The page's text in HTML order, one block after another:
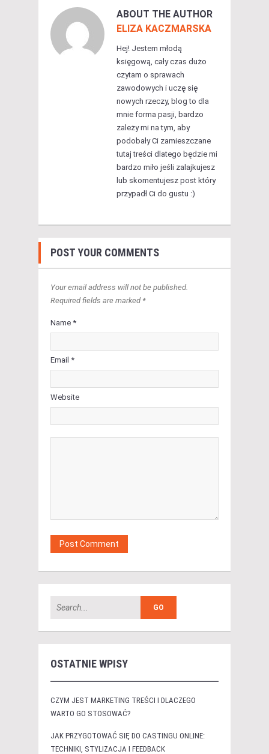
ABOUT THE AUTHOR
ELIZA KACZMARSKA
Hej! Jestem młodą
księgową, cały czas dużo
czytam o sprawach
zawodowych i uczę się
nowych rzeczy, blog to dla
mnie forma pasji, bardzo
zależy mi na tym, aby
podobały Ci zamieszczane
tutaj treści dlatego będzie mi
bardzo miło jeśli zalajkujesz
lub skomentujesz post który
przypadł Ci do gustu :)
POST YOUR COMMENTS
Your email address will not be published.
Required fields are marked *
Name *
Email *
Website
OSTATNIE WPISY
CZYM JEST MARKETING TREŚCI I DLACZEGO
WARTO GO STOSOWAĆ?
JAK PRZYGOTOWAĆ SIĘ DO CASTINGU ONLINE:
TECHNIKI, STYLIZACJA I FEEDBACK